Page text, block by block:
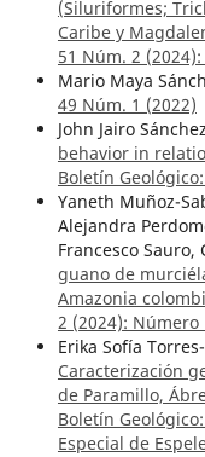
(Siluriformes;
Caribe y
51 Núm. 2
Mario Maya
49 Núm. 1 (2022)
John Jairo
behavior in
Boletín
Yaneth Muñoz-
Alejandra
Francesco Sauro,
guano de
Amazonia
2 (2024): Número
Erika Sofía
Caracterización
de Paramillo,
Boletín
Especial de